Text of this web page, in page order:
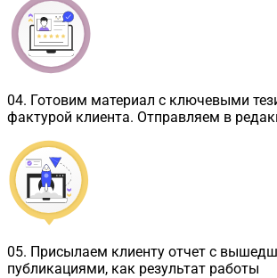
04. Готовим материал с ключевыми
фактурой клиента. Отправляем в
05. Присылаем клиенту отчет с
публикациями, как результат работы